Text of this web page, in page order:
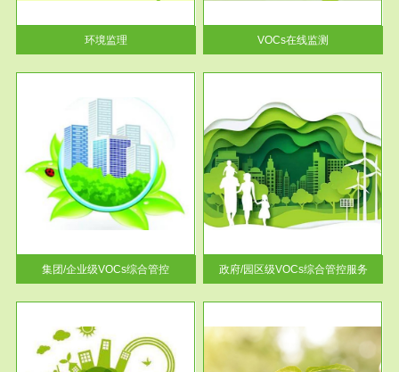
环境监理
率达...
VOCs在线监测
集团/企业级VOCs综合管控
服务范围
政府/园区级VOCs综合管控服务
根据《石化行业挥发性有机物综
合整治方案》文件要求，到2017
年，全...
政府/园区级VOCs综合管控服务
服务范围